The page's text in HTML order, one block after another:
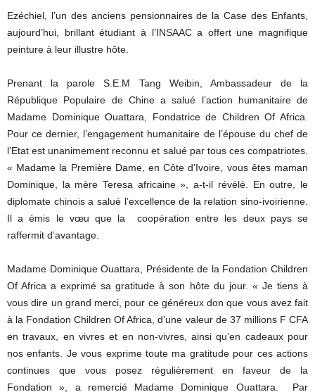
Ezéchiel, l’un des anciens pensionnaires de la Case des Enfants,
aujourd’hui, brillant étudiant à l’INSAAC a offert une magnifique
peinture à leur illustre hôte.
Prenant la parole S.E.M Tang Weibin, Ambassadeur de la
République Populaire de Chine a salué l’action humanitaire de
Madame Dominique Ouattara, Fondatrice de Children Of Africa.
Pour ce dernier, l’engagement humanitaire de l’épouse du chef de
l’Etat est unanimement reconnu et salué par tous ces compatriotes.
« Madame la Première Dame, en Côte d’Ivoire, vous êtes maman
Dominique, la mère Teresa africaine », a-t-il révélé. En outre, le
diplomate chinois a salué l’excellence de la relation sino-ivoirienne.
Il a émis le vœu que la coopération entre les deux pays se
raffermit d’avantage.
Madame Dominique Ouattara, Présidente de la Fondation Children
Of Africa a exprimé sa gratitude à son hôte du jour. « Je tiens à
vous dire un grand merci, pour ce généreux don que vous avez fait
à la Fondation Children Of Africa, d’une valeur de 37 millions F CFA
en travaux, en vivres et en non-vivres, ainsi qu’en cadeaux pour
nos enfants. Je vous exprime toute ma gratitude pour ces actions
continues que vous posez régulièrement en faveur de la
Fondation », a remercié Madame Dominique Ouattara. Par